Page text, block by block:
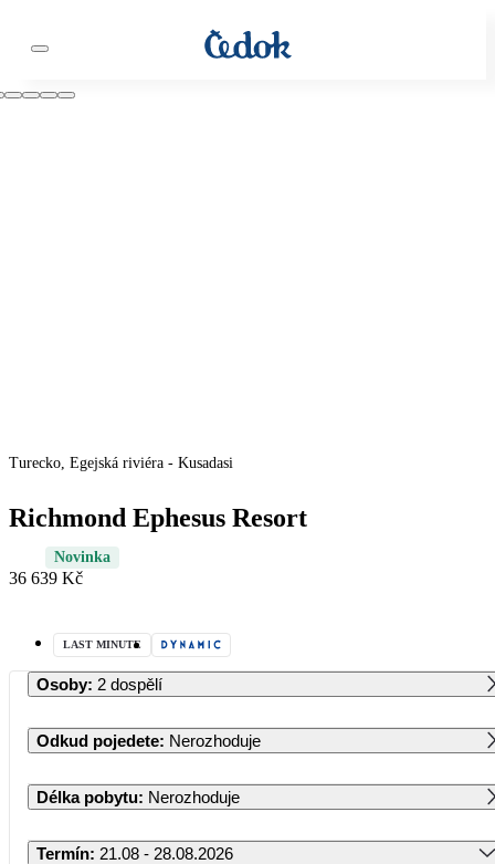
Turecko, Egejská riviéra - Kusadasi
Richmond Ephesus Resort
Novinka
36 639 Kč
LAST MINUTE
Osoby: 2 dospělí
Odkud pojedete: Nerozhoduje
Délka pobytu: Nerozhoduje
Termín: 21.08 - 28.08.2026